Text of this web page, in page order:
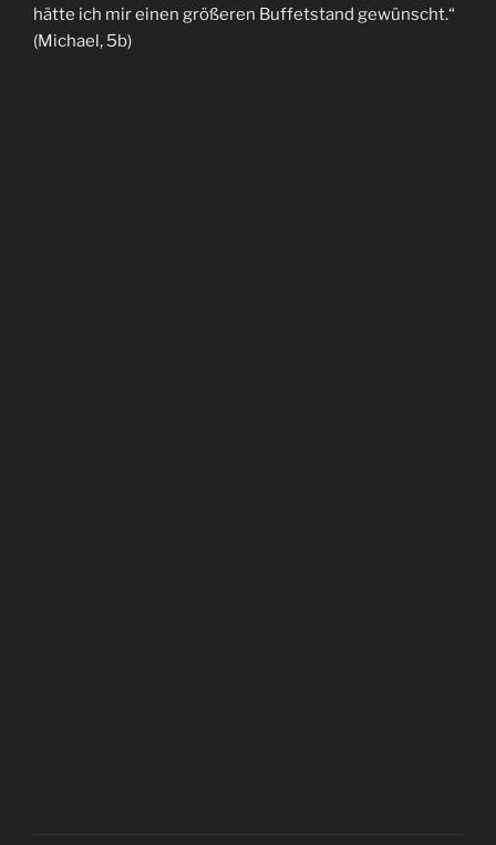
hätte ich mir einen größeren Buffetstand gewünscht.“
(Michael, 5b)